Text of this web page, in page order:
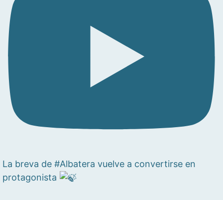
La breva de #Albatera vuelve a convertirse en
protagonista